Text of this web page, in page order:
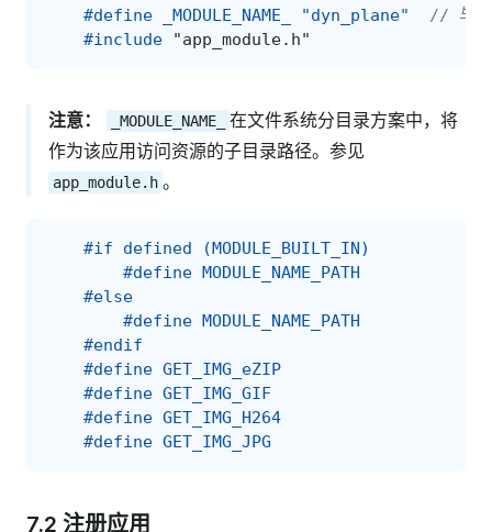
#define _MODULE_NAME_ "dyn_plane" // 与
#include
"app_module.h"
注意： _MODULE_NAME_
在文件系统分目录方案中，将
作为该应用访问资源的子目录路径。参见
app_module.h 。
#if defined (MODULE_BUILT_IN)
#define MODULE_NAME_PATH
#else
#define MODULE_NAME_PATH
#endif
#define GET_IMG_eZIP
#define GET_IMG_GIF
#define GET_IMG_H264
#define GET_IMG_JPG
7.2 注册应用